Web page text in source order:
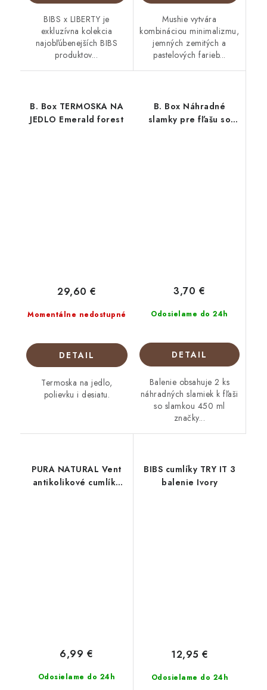
BIBS x LIBERTY je
exkluzívna kolekcia
najobľúbenejších BIBS
produktov...
Mushie vytvára
kombináciou minimalizmu,
jemných zemitých a
pastelových farieb...
B. Box TERMOSKA NA
JEDLO Emerald forest
Momentálne nedostupné
29,60 €
DETAIL
Termoska na jedlo,
polievku i desiatu.
B. Box Náhradné
slamky pre fľašu so
Odosielame do 24h
3,70 €
DETAIL
Balenie obsahuje 2 ks
náhradných slamiek k fľaši
so slamkou 450 ml
značky...
PURA NATURAL Vent
antikolikové cumlíky
Odosielame do 24h
6,99 €
BIBS cumlíky TRY IT 3
balenie Ivory
Odosielame do 24h
12,95 €